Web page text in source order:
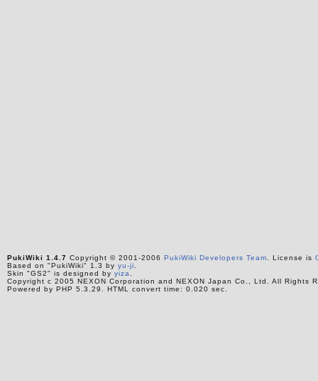
PukiWiki 1.4.7 Copyright © 2001-2006 PukiWiki Developers Team . License is
Based on "PukiWiki" 1.3 by yu-ji
Skin "GS2" is designed by yiza
Copyright c 2005 NEXON Corporation and NEXON Japan Co., Ltd. All Rights
Powered by PHP 5.3.29. HTML convert time: 0.020 sec.